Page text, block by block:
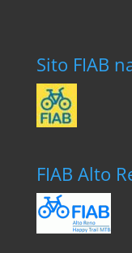
Sito FIAB
FIAB Alto